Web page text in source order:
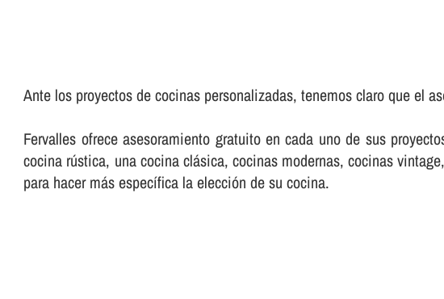
Ante los proyectos de cocinas personalizadas, tenemos claro que el
Fervalles ofrece asesoramiento gratuito en cada uno de sus
cocina rústica, una cocina clásica, cocinas modernas, cocinas
para hacer más especí­fica la elección de su cocina.